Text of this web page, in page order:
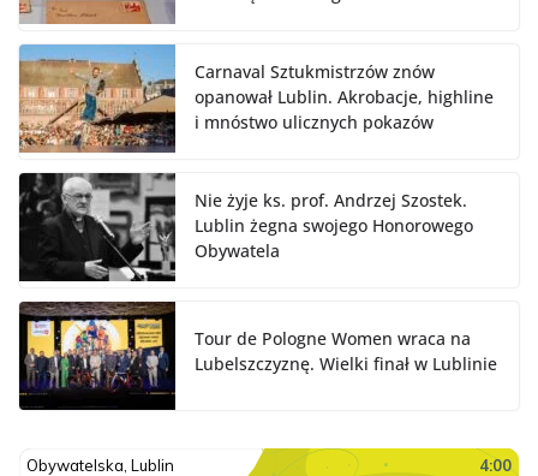
Carnaval Sztukmistrzów znów
opanował Lublin. Akrobacje, highline
i mnóstwo ulicznych pokazów
Nie żyje ks. prof. Andrzej Szostek.
Lublin żegna swojego Honorowego
Obywatela
Tour de Pologne Women wraca na
Lubelszczyznę. Wielki finał w Lublinie